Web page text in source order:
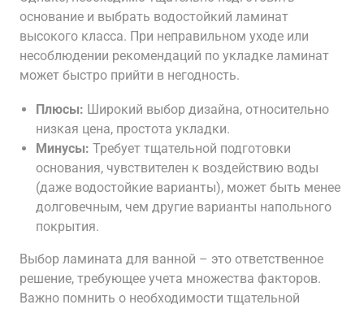
основание и выбрать водостойкий ламинат
высокого класса. При неправильном уходе или
несоблюдении рекомендаций по укладке ламинат
может быстро прийти в негодность.
Плюсы: Широкий выбор дизайна, относительно
низкая цена, простота укладки.
Минусы: Требует тщательной подготовки
основания, чувствителен к воздействию воды
(даже водостойкие варианты), может быть менее
долговечным, чем другие варианты напольного
покрытия.
Выбор ламината для ванной – это ответственное
решение, требующее учета множества факторов.
Важно помнить о необходимости тщательной